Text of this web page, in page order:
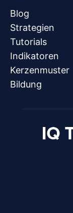
Blog
Strategien
Tutorials
Indikatoren
Kerzenmuster
Bildung